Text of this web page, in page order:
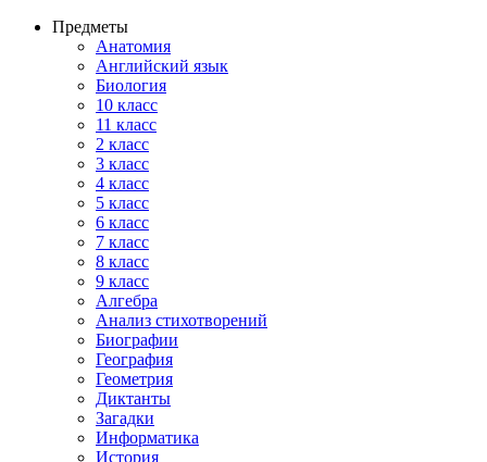
Предметы
Анатомия
Английский язык
Биология
10 класс
11 класс
2 класс
3 класс
4 класс
5 класс
6 класс
7 класс
8 класс
9 класс
Алгебра
Анализ стихотворений
Биографии
География
Геометрия
Диктанты
Загадки
Информатика
История